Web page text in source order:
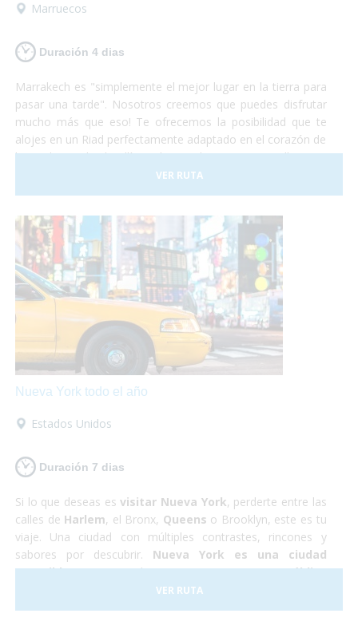
Marruecos
Duración 4 dias
Marrakech es "simplemente el mejor lugar en la tierra para
pasar una tarde". Nosotros creemos que puedes disfrutar
mucho más que eso! Te ofrecemos la posibilidad que te
alojes en un Riad perfectamente adaptado en el corazón de
la Medina y desde allí puedas perderte por sus callejones.
Desde allí, podrás visitar Essaouira, la "Perla del Atlántico",
y si tienes suerte hasta podrás participar en alguna de las
nosotros nos encargamos de todo, tú solo de disfrutar!
VER RUTA
Nueva York todo el año
Estados Unidos
Duración 7 dias
Si lo que deseas esvisitar Nueva York, perderte entre las
calles de Harlem, el Bronx, Queens o Brooklyn, este es tu
viaje. Una ciudad con múltiples contrastes, rincones y
sabores por descubrir. Nueva York es una ciudad
accesible, que se puede recorrer entransporte público
, podrás rodar con tu silla de
ruedas sin problemas,visitar la Estatua de la Libertad,
VER RUTA